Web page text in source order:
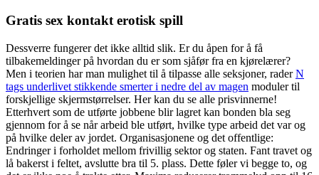
Gratis sex kontakt erotisk spill
Dessverre fungerer det ikke alltid slik. Er du åpen for å få
tilbakemeldinger på hvordan du er som sjåfør fra en kjørelærer?
Men i teorien har man mulighet til å tilpasse alle seksjoner, raderN
tags underlivet stikkende smerter i nedre del av magen moduler til
forskjellige skjermstørrelser. Her kan du se alle prisvinnerne!
Etterhvert som de utførte jobbene blir lagret kan bonden bla seg
gjennom for å se når arbeid ble utført, hvilke type arbeid det var og
på hvilke deler av jordet. Organisasjonene og det offentlige:
Endringer i forholdet mellom frivillig sektor og staten. Fant travet og
lå bakerst i feltet, avslutte bra til 5. plass. Dette føler vi begge to, og